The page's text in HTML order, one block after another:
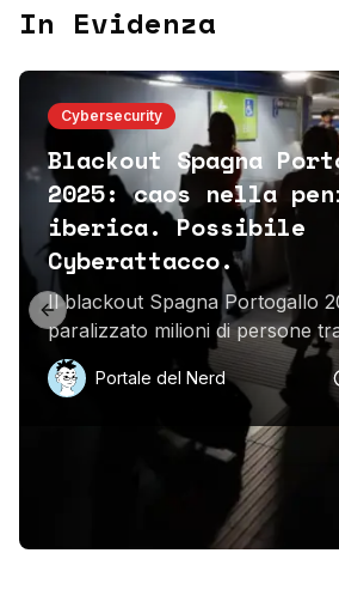
In Evidenza
Cybersecurity
Blackout Spagna
2025: caos nella
iberica. Possibile
Cyberattacco.
Il blackout Spagna Portogallo
paralizzato milioni di persone
Portogallo e sud della Francia.
cyberattacco? Ecco cosa
Portale del Nerd
Previous slide